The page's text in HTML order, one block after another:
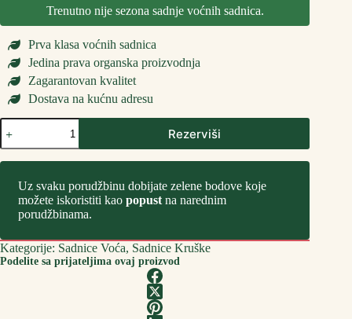
Trenutno nije sezona sadnje voćnih sadnica.
Prva klasa voćnih sadnica
Jedina prava organska proizvodnja
Zagarantovan kvalitet
Dostava na kućnu adresu
Sadnice
Kruške
Kleržo
количина
Rezerviši
Uz svaku porudžbinu dobijate zelene bodove koje
možete iskoristiti kao popust na narednim
porudžbinama.
Kategorije: Sadnice Voća, Sadnice Kruške
Podelite sa prijateljima ovaj proizvod